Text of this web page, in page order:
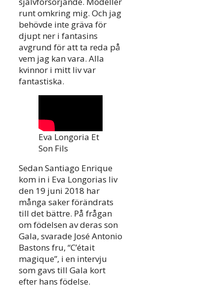
runt omkring mig. Och jag
behövde inte gräva för
djupt ner i fantasins
avgrund för att ta reda på
vem jag kan vara. Alla
kvinnor i mitt liv var
fantastiska.
Eva Longoria Et
Son Fils
Sedan Santiago Enrique
kom in i Eva Longorias liv
den 19 juni 2018 har
många saker förändrats
till det bättre. På frågan
om födelsen av deras son
Gala, svarade José Antonio
Bastons fru, “C’était
magique”, i en intervju
som gavs till Gala kort
efter hans födelse.